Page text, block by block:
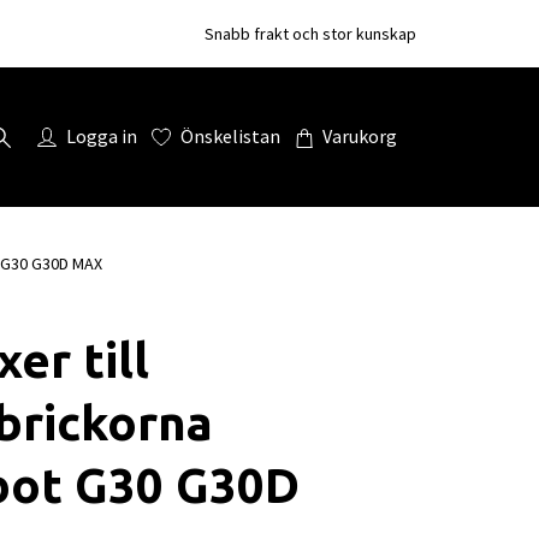
Snabb frakt och stor kunskap
Logga in Önskelistan Varukorg
G30D MAX
till
G30 G30D